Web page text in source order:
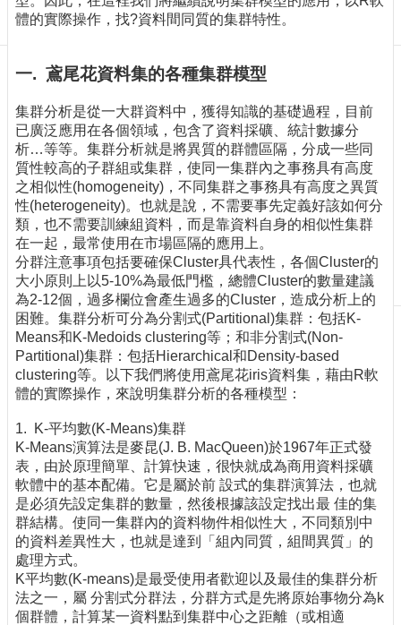
新
於
我
們
出
版
刊
物
校
務
服
務
專
題
報
技
術
論
壇
產
業
專
欄
體的實際操作，找?資料間同質的集群特性。
一. 鳶尾花資料集的各種集群模型
集群分析是從一大群資料中，獲得知識的基礎過程，目前
已廣泛應用在各個領域，包含了資料採礦、統計數據分
析…等等。集群分析就是將異質的群體區隔，分成一些同
質性較高的子群組或集群，使同一集群內之事務具有高度
之相似性(homogeneity)，不同集群之事務具有高度之異質
性(heterogeneity)。也就是說，不需要事先定義好該如何分
類，也不需要訓練組資料，而是靠資料自身的相似性集群
在一起，最常使用在市場區隔的應用上。
分群注意事項包括要確保Cluster具代表性，各個Cluster的
大小原則上以5-10%為最低門檻，總體Cluster的數量建議
為2-12個，過多欄位會產生過多的Cluster，造成分析上的
困難。集群分析可分為分割式(Partitional)集群：包括K-
Means和K-Medoids clustering等；和非分割式(Non-
Partitional)集群：包括Hierarchical和Density-based
clustering等。以下我們將使用鳶尾花iris資料集，藉由R軟
體的實際操作，來說明集群分析的各種模型：
1. K-平均數(K-Means)集群
K-Means演算法是麥昆(J. B. MacQueen)於1967年正式發
表，由於原理簡單、計算快速，很快就成為商用資料採礦
軟體中的基本配備。它是屬於前 設式的集群演算法，也就
是必須先設定集群的數量，然後根據該設定找出最 佳的集
群結構。使同一集群內的資料物件相似性大，不同類別中
的資料差異性大，也就是達到「組內同質，組間異質」的
處理方式。
K平均數(K-means)是最受使用者歡迎以及最佳的集群分析
法之一，屬 分割式分群法，分群方式是先將原始事物分為k
個群體，計算某一資料點到集群中心之距離（或相適